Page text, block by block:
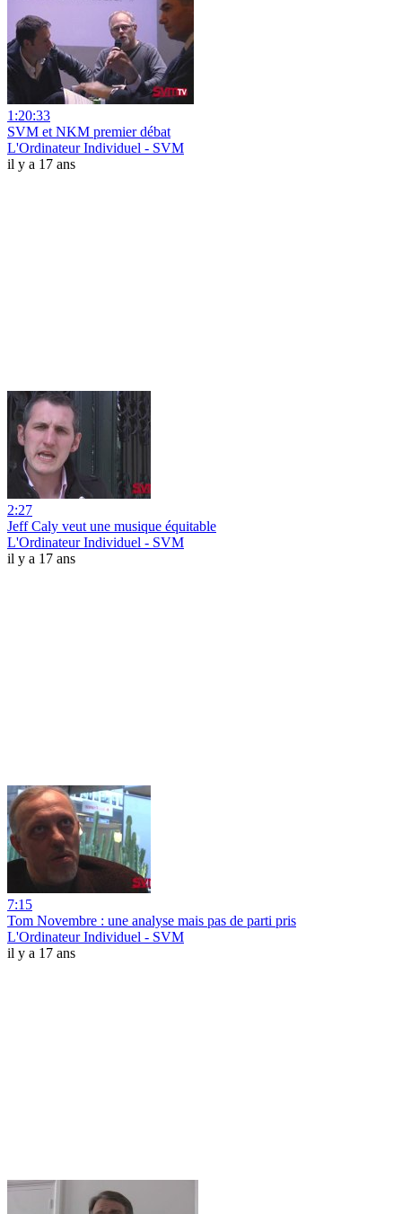
1:20:33
SVM et NKM premier débat
L'Ordinateur Individuel - SVM
il y a 17 ans
2:27
Jeff Caly veut une musique équitable
L'Ordinateur Individuel - SVM
il y a 17 ans
7:15
Tom Novembre : une analyse mais pas de parti pris
L'Ordinateur Individuel - SVM
il y a 17 ans